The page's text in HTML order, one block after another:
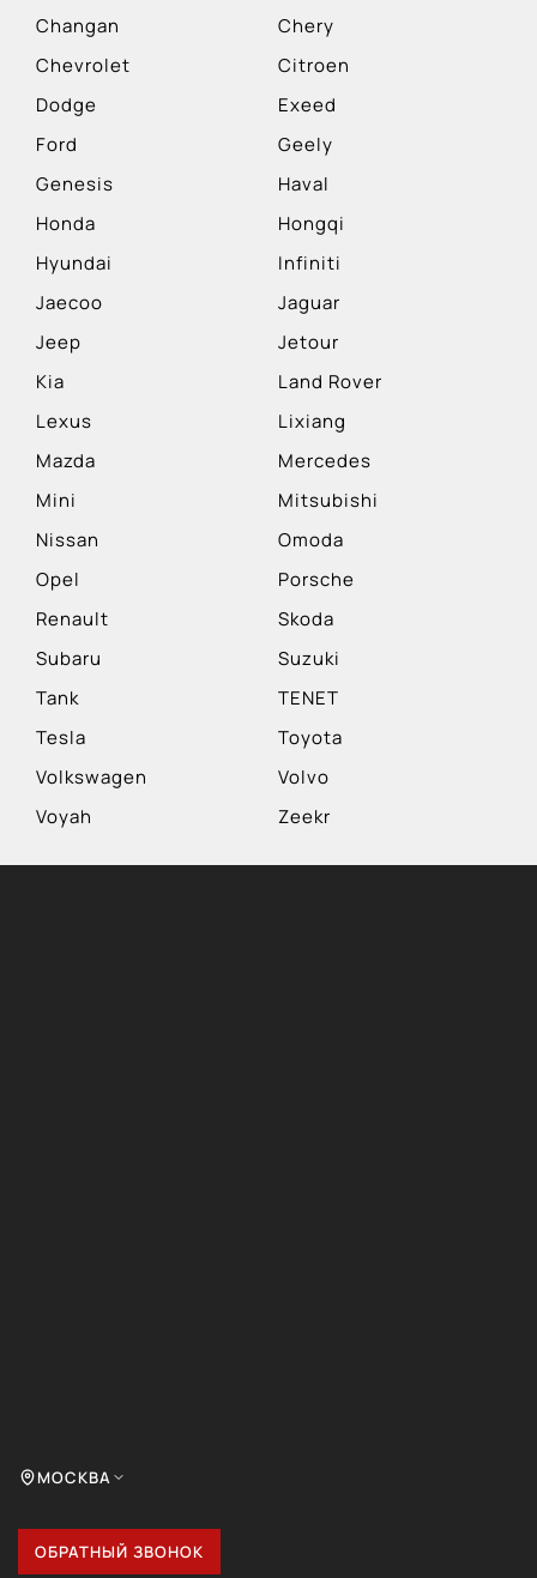
Changan
Chery
Chevrolet
Citroen
Dodge
Exeed
Ford
Geely
Genesis
Haval
Honda
Hongqi
Hyundai
Infiniti
Jaecoo
Jaguar
Jeep
Jetour
Kia
Land Rover
Lexus
Lixiang
Mazda
Mercedes
Mini
Mitsubishi
Nissan
Omoda
Opel
Porsche
Renault
Skoda
Subaru
Suzuki
Tank
TENET
Tesla
Toyota
Volkswagen
Volvo
Voyah
Zeekr
МОСКВА
ОБРАТНЫЙ ЗВОНОК